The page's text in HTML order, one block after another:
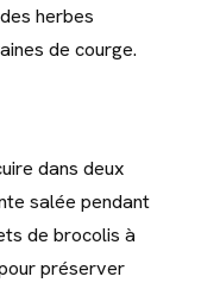
herbes
de courge.
dans deux
salée pendant
de brocolis à
préserver